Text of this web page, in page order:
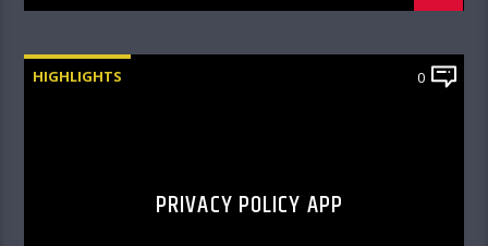
HIGHLIGHTS 0
PRIVACY POLICY APP